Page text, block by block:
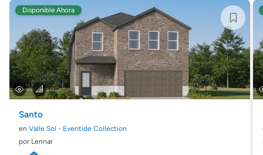
Disponible Ahora
Santo
en Valle Sol - Eventide Collection
por Lennar